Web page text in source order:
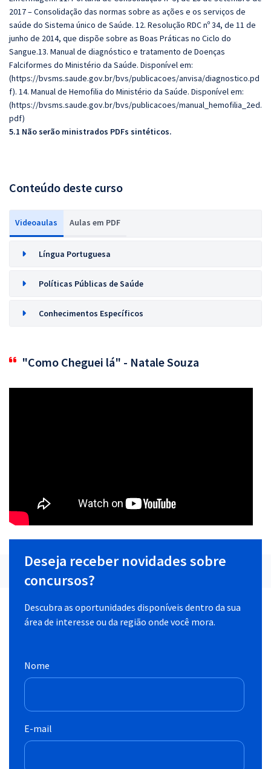
2017 – Consolidação das normas sobre as ações e os serviços de
saúde do Sistema único de Saúde. 12. Resolução RDC nº 34, de 11 de
junho de 2014, que dispõe sobre as Boas Práticas no Ciclo do
Sangue.13. Manual de diagnóstico e tratamento de Doenças
Falciformes do Ministério da Saúde. Disponível em:
(https://bvsms.saude.gov.br/bvs/publicacoes/anvisa/diagnostico.pd
f). 14. Manual de Hemofilia do Ministério da Saúde. Disponível em:
(https://bvsms.saude.gov.br/bvs/publicacoes/manual_hemofilia_2ed.
pdf)
5.1 Não serão ministrados PDFs sintéticos.
Conteúdo deste curso
Videoaulas Aulas em PDF
Língua Portuguesa
Políticas Públicas de Saúde
Conhecimentos Específicos
"Como Cheguei lá" - Natale Souza
Deseja receber novidades sobre
concursos?
Descubra as oportunidades disponíveis dentro da sua
área de interesse ou da região onde você mora.
Nome
E-mail